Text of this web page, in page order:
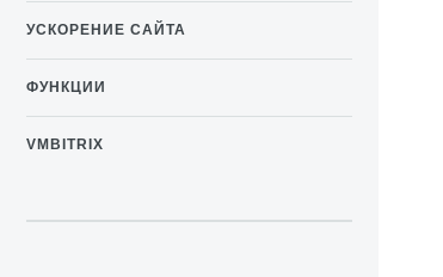
УСКОРЕНИЕ САЙТА
ФУНКЦИИ
VMBITRIX